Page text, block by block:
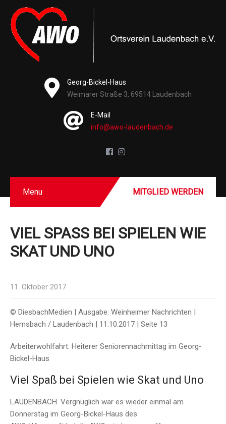
Georg-Bickel-Haus
Weimarer Straße 3, 69514 Laudenbach
E-Mail
info@awo-laudenbach.de
Menu MITGLIED WERDEN
VIEL SPASS BEI SPIELEN WIE S
KAT UND UNO
11. Oktober 2017
© DiesbachMedien | Ausgabe: Weinheimer Nachrichten |
Hemsbach / Laudenbach | 11.10.2017 | Seite 13
Arbeiterwohlfahrt: Heiterer Seniorennachmittag im Georg-
Bickel-Haus
Viel Spaß bei Spielen wie Skat und Uno
LAUDENBACH. Vergnüglich war es wieder einmal am
Donnerstag im Georg-Bickel-Haus des